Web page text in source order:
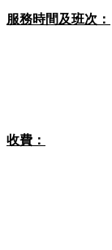
服務時間及班次：
收費：